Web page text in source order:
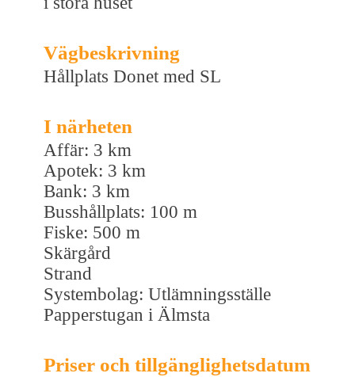
Vägbeskrivning
Hållplats Donet med SL
I närheten
Affär: 3 km
Apotek: 3 km
Bank: 3 km
Busshållplats: 100 m
Fiske: 500 m
Skärgård
Strand
Systembolag: Utlämningsställe
Papperstugan i Älmsta
Priser och tillgänglighetsdatum